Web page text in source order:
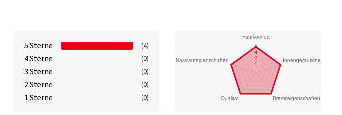
5 Sterne (4)
4 Sterne (0)
3 Sterne (0)
2 Sterne (0)
1 Sterne (0)